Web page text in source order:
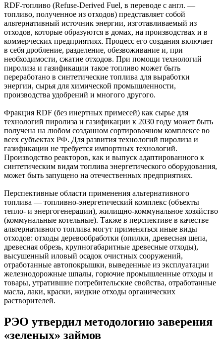
RDF-топливо (Refuse-Derived Fuel, в переводе с англ. —
топливо, полученное из отходов) представляет собой
альтернативный источник энергии, изготавливаемый из
отходов, которые образуются в домах, на производствах и в
коммерческих предприятиях. Процесс его создания включает
в себя дробление, разделение, обезвоживание и, при
необходимости, сжатие отходов. При помощи технологий
пиролиза и газификации такое топливо может быть
переработано в синтетические топлива для выработки
энергии, сырья для химической промышленности,
производства удобрений и многого другого.
Фракция RDF (без инертных примесей) как сырье для
технологий пиролиза и газификации к 2030 году может быть
получена на любом созданном сортировочном комплексе во
всех субъектах РФ. Для развития технологий пиролиза и
газификации не требуется импортных технологий.
Производство реакторов, как и выпуск адаптированного к
синтетическим видам топлива энергетического оборудования,
может быть запущено на отечественных предприятиях.
Перспективные области применения альтернативного
топлива — топливно-энергетический комплекс (объекты
тепло- и энергогенерации), жилищно-коммунальное хозяйство
(коммунальные котельные). Также в перспективе в качестве
альтернативного топлива могут применяться иные виды
отходов: отходы деревообработки (опилки, древесная щепа,
древесная обрезь, крупногабаритные древесные отходы),
высушенный иловый осадок очистных сооружений,
отработанные автопокрышки, выведенные из эксплуатации
железнодорожные шпалы, горючие промышленные отходы и
товары, утратившие потребительские свойства, отработанные
масла, лаки, краски, жидкие отходы органических
растворителей.
РЭО утвердил методологию заверения
«зеленых» займов